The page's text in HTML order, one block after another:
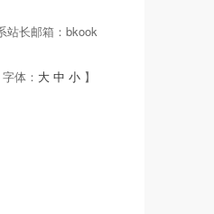
站长邮箱：bkook
体： 大 中 小 】